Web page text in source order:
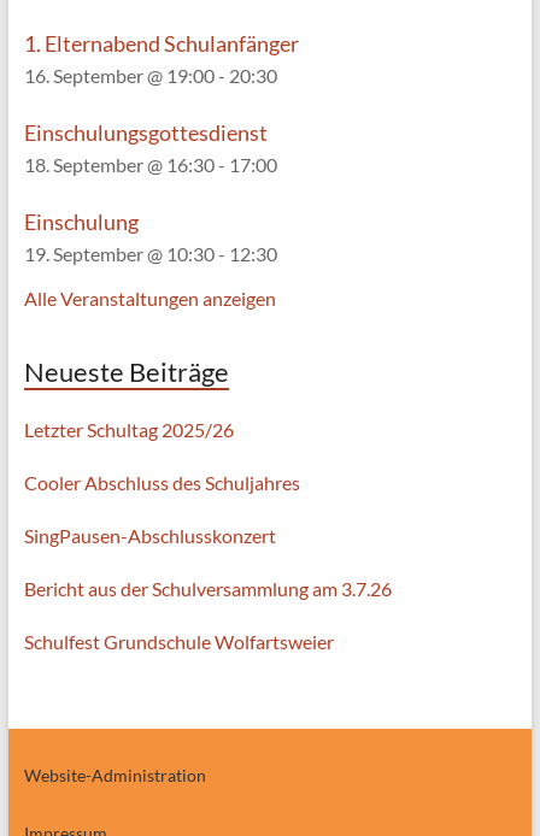
1. Elternabend Schulanfänger
16. September @ 19:00- 20:30
Einschulungsgottesdienst
18. September @ 16:30- 17:00
Einschulung
19. September @ 10:30- 12:30
Alle Veranstaltungen anzeigen
Neueste Beiträge
Letzter Schultag 2025/26
Cooler Abschluss des Schuljahres
SingPausen-Abschlusskonzert
Bericht aus der Schulversammlung am 3.7.26
Schulfest Grundschule Wolfartsweier
Website-Administration